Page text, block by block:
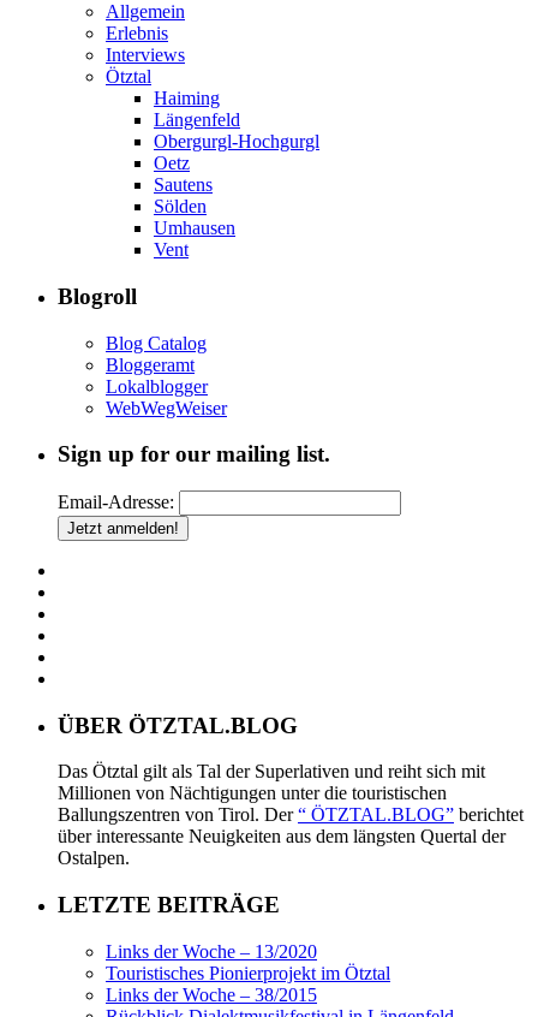
Allgemein
Erlebnis
Interviews
Ötztal
Haiming
Längenfeld
Obergurgl-Hochgurgl
Oetz
Sautens
Sölden
Umhausen
Vent
Blogroll
Blog Catalog
Bloggeramt
Lokalblogger
WebWegWeiser
Sign up for our mailing list.
Email-Adresse:
ÜBER ÖTZTAL.BLOG
Das Ötztal gilt als Tal der Superlativen und reiht sich mit
Millionen von Nächtigungen unter die touristischen
Ballungszentren von Tirol. Der“ ÖTZTAL.BLOG” berichtet
über interessante Neuigkeiten aus dem längsten Quertal der
Ostalpen.
LETZTE BEITRÄGE
Links der Woche – 13/2020
Touristisches Pionierprojekt im Ötztal
Links der Woche – 38/2015